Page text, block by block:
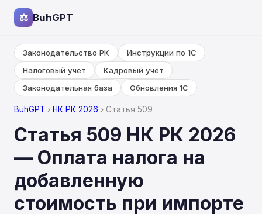
⚖ BuhGPT
Законодательство РК
Инструкции по 1С
Налоговый учёт
Кадровый учёт
Законодательная база
Обновления 1С
BuhGPT › НК РК 2026 › Статья 509
Статья 509 НК РК 2026
— Оплата налога на
добавленную
стоимость при импорте